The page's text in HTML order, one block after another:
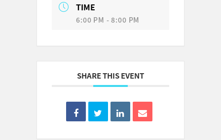
TIME
6:00 PM - 8:00 PM
SHARE THIS EVENT